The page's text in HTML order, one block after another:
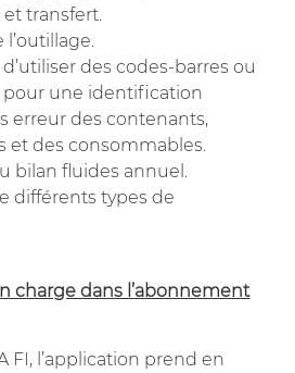
transfert.
l’outillage.
des codes-barres ou
pour une identification
erreur des contenants,
et des consommables.
bilan fluides annuel.
différents types de
charge dans l’abonnement
FI, l’application prend en